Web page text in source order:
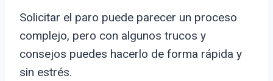
Solicitar el paro puede parecer un proceso
complejo, pero con algunos trucos y
consejos puedes hacerlo de forma rápida y
sin estrés.